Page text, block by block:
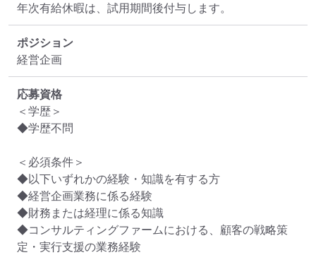
年次有給休暇は、試用期間後付与します。
ポジション
経営企画
応募資格
＜学歴＞
◆学歴不問
＜必須条件＞
◆以下いずれかの経験・知識を有する方
◆経営企画業務に係る経験
◆財務または経理に係る知識
◆コンサルティングファームにおける、顧客の戦略策
定・実行支援の業務経験